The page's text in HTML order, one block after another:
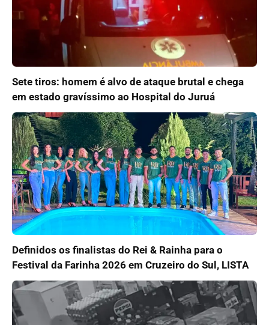
Sete tiros: homem é alvo de ataque brutal e chega
em estado gravíssimo ao Hospital do Juruá
Definidos os finalistas do Rei & Rainha para o
Festival da Farinha 2026 em Cruzeiro do Sul, LISTA